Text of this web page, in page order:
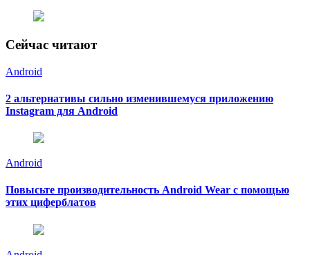
Сейчас читают
Android
2 альтернативы сильно изменившемуся приложению
Instagram для Android
Android
Повысьте производительность Android Wear с помощью
этих циферблатов